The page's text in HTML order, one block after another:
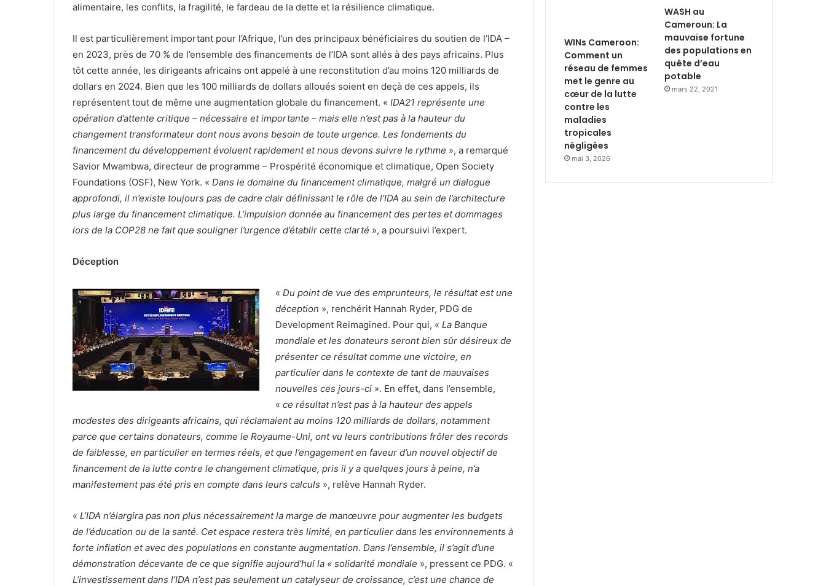
alimentaire, les conflits, la fragilité, le fardeau de la dette et la résilience climatique.
Il est particulièrement important pour l’Afrique, l’un des principaux bénéficiaires du soutien de l’IDA –
en 2023, près de 70 % de l’ensemble des financements de l’IDA sont allés à des pays africains. Plus
tôt cette année, les dirigeants africains ont appelé à une reconstitution d’au moins 120 milliards de
dollars en 2024. Bien que les 100 milliards de dollars alloués soient en deçà de ces appels, ils
représentent tout de même une augmentation globale du financement. « IDA21 représente une
opération d’attente critique – nécessaire et importante – mais elle n’est pas à la hauteur du
changement transformateur dont nous avons besoin de toute urgence. Les fondements du
financement du développement évoluent rapidement et nous devons suivre le rythme », a remarqué
Savior Mwambwa, directeur de programme – Prospérité économique et climatique, Open Society
Foundations (OSF), New York. « Dans le domaine du financement climatique, malgré un dialogue
approfondi, il n’existe toujours pas de cadre clair définissant le rôle de l’IDA au sein de l’architecture
plus large du financement climatique. L’impulsion donnée au financement des pertes et dommages
lors de la COP28 ne fait que souligner l’urgence d’établir cette clarté », a poursuivi l’expert.
Déception
«Du point de vue des emprunteurs, le résultat est une
déception », renchérit Hannah Ryder, PDG de
Development Reimagined. Pour qui, «La Banque
mondiale et les donateurs seront bien sûr désireux de
présenter ce résultat comme une victoire, en
particulier dans le contexte de tant de mauvaises
nouvelles ces jours-ci ». En effet, dans l’ensemble,
«ce résultat n’est pas à la hauteur des appels
modestes des dirigeants africains, qui réclamaient au moins 120 milliards de dollars, notamment
parce que certains donateurs, comme le Royaume-Uni, ont vu leurs contributions frôler des records
de faiblesse, en particulier en termes réels, et que l’engagement en faveur d’un nouvel objectif de
financement de la lutte contre le changement climatique, pris il y a quelques jours à peine, n’a
manifestement pas été pris en compte dans leurs calculs », relève Hannah Ryder.
« L’IDA n’élargira pas non plus nécessairement la marge de manœuvre pour augmenter les budgets
de l’éducation ou de la santé. Cet espace restera très limité, en particulier dans les environnements à
forte inflation et avec des populations en constante augmentation. Dans l’ensemble, il s’agit d’une
démonstration décevante de ce que signifie aujourd’hui la « solidarité mondiale », pressent ce PDG. «
L’investissement dans l’IDA n’est pas seulement un catalyseur de croissance, c’est une chance de
WINs Cameroon:
Comment un
réseau de femmes
met le genre au
cœur de la lutte
contre les
maladies
tropicales
négligées
mai 3, 2026
WASH au
Cameroun: La
mauvaise fortune
des populations en
quête d’eau
potable
mars 22, 2021